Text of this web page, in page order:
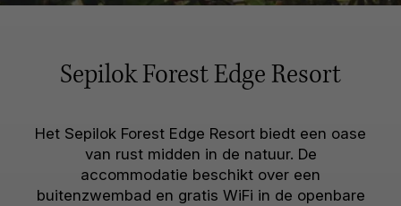
Sepilok Forest Edge Resort
Het Sepilok Forest Edge Resort biedt een oase
van rust midden in de natuur. De
accommodatie beschikt over een
buitenzwembad en gratis WiFi in de openbare